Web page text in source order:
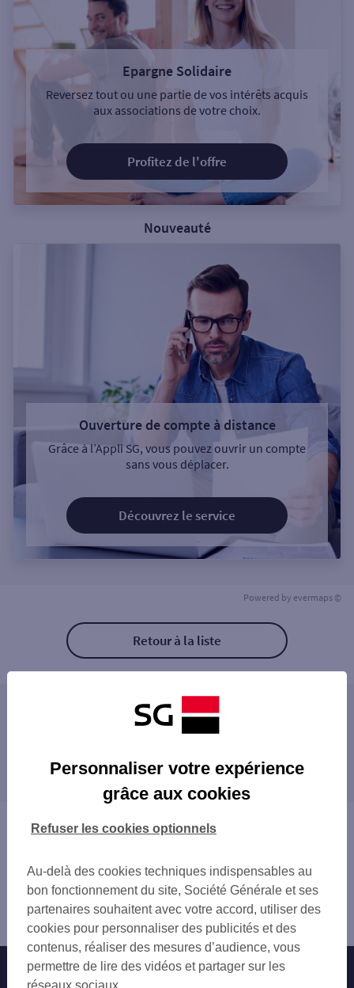
Epargne Solidaire
Reversez tout ou une partie de vos intérêts acquis
aux associations de votre choix.
Profitez de l'offre
Nouveauté
Ouverture de compte à distance
Grâce à l’Appli SG, vous pouvez ouvrir un compte
sans vous déplacer.
Découvrez le service
Powered by evermaps ©
Retour à la liste
Les distributeurs/automates à proximité
FAREBERSVILLER 4 RUE DU CALVAIRE
FREYMING MERLEBACH 2 RUE GEORGES BI
MORSBACH 48 RUE DE LORRAINE
SUPER U OETING
FORBACH 7 RUE JEAN MONNET
PUTTELANGE AUX LACS 1 RUE DE STRASB
HUNDLING 25 RUE VICTOR HUGO
SAINT AVOLD CARRIERE
FORBACH 53 RUE NATIONALE
ST AVOLD 5 BIS PL SAINT NABOR
SAINT AVOLD
proximité
FREYMING-MERLEBACH
SAINT-AVOLD
CREUTZWALD
SARREGUEMINES
Vous êtes ici : Accueil
Farébersviller
Distributeur/automate CC BEST 1.
Nos engagements Nous contacter
Personnaliser votre expérience
grâce aux cookies
Au-delà des cookies techniques indispensables au
bon fonctionnement du site, Société Générale et ses
partenaires souhaitent avec votre accord, utiliser des
cookies pour personnaliser des publicités et des
contenus, réaliser des mesures d’audience, vous
permettre de lire des vidéos et partager sur les
réseaux sociaux.
Refuser les cookies optionnels